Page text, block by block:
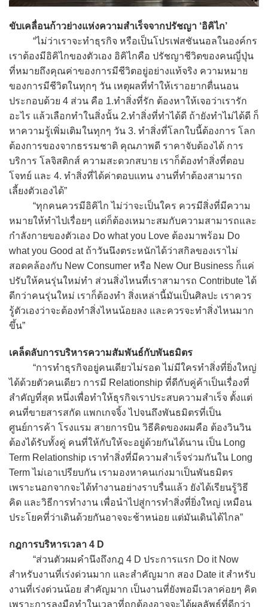
ขับเคลื่อนก้าวย่างแห่งความสำเร็จจากปรัชญา ‘อิคิไก’
“ไม่ว่าเราจะทำธุรกิจ หรือเป็นโปรเฟสชันนอลในองค์กร
เราต้องมีอิคิไกของตัวเอง อิคิไกคือ ปรัชญาชีวิตของคนญี่ปุ่น
ที่หมายถึงคุณค่าของการมีชีวิตอยู่อย่างแท้จริง ความหมาย
ของการมีชีวิตในทุกๆ วัน เหตุผลที่ทำให้เราอยากตื่นนอน
ประกอบด้วย 4 ส่วน คือ 1.ทำสิ่งที่รัก ต้องหาให้เจอว่าเรารัก
อะไร แล้วเลือกทำในสิ่งนั้น 2.ทำสิ่งที่ทำได้ดี ถ้ายังทำไม่ได้ดี ก็
หาความรู้เพิ่มเติมในทุกๆ วัน 3. ทำสิ่งที่โลกใบนี้ต้องการ โลก
ต้องการของจากธรรมชาติ คุณภาพดี ราคาจับต้องได้ การ
บริการ โลจิสติกส์ ความสะดวกสบาย เราก็ต้องทำสิ่งที่ตอบ
โจทย์ และ 4. ทำสิ่งที่ได้ค่าตอบแทน งานที่ทำต้องสามารถ
เลี้ยงตัวเองได้”
“ทุกคนควรมีอิคิไก ไม่ว่าจะเป็นใคร ควรมีสิ่งที่มีความ
หมายให้ทำไปเรื่อยๆ แต่ก็ต้องเหมาะสมกับความสามารถและ
กำลังกายของตัวเอง Do what you Love ต้องมาพร้อม Do
what you Good at ถ้าวันนึงตระหนักได้ว่าสกิลของเราไม่
สอดคล้องกับ New Consumer หรือ New Our Business ก็แค่
ปรับให้คนรุ่นใหม่ทำ ส่วนสิ่งไหนที่เราสามารถ Contribute ได้
ดีกว่าคนรุ่นใหม่ เราก็ต้องทำ สิ่งเหล่านี้มันเป็นศิลปะ เราควร
รู้ตัวเองว่าจะต้องทำสิ่งไหนน้อยลง และควรจะทำสิ่งไหนมาก
ขึ้น”
เคล็ดลับการบริหารความสัมพันธ์กับพันธมิตร
“การทำธุรกิจอยู่คนเดียวไม่รอด ไม่มีใครทำสิ่งที่ยิ่งใหญ่
ได้ด้วยตัวคนเดียว การมี Relationship ที่ดีกับคู่ค้าเป็นเรื่องที่
สำคัญที่สุด หนึ่งเพื่อทำให้ธุรกิจเราประสบความสำเร็จ ตั้งแต่
คนที่ขายสารสกัด แพกเกจจิ้ง ไปจนถึงพันธมิตรที่เป็น
ศูนย์การค้า โรงแรม สายการบิน วิธีคิดของผมคือ ต้องวินวิน
ต้องได้รับทั้งคู่ คนที่ให้กับให้จะอยู่ด้วยกันได้นาน เป็น Long
Term Relationship เราทำสิ่งที่มีความสำเร็จร่วมกันใน Long
Term ไม่เอาเปรียบกัน เรามองหาคนเก่งมาเป็นพันธมิตร
เพราะนอกจากจะได้ทำงานอย่างราบรื่นแล้ว ยังได้เรียนรู้วิธี
คิด และวิธีการทำงาน เพื่อนำไปสู่การทำสิ่งที่ยิ่งใหญ่ เหมือน
ประโยคที่ว่าเดินด้วยกันอาจจะช้าหน่อย แต่มันเดินได้ไกล”
กฎการบริหารเวลา 4 D
“ส่วนตัวผมคำนึงถึงกฎ 4 D ประการแรก Do it Now
สำหรับงานที่เร่งด่วนมาก และสำคัญมาก สอง Date it สำหรับ
งานที่เร่งด่วนน้อย สำคัญมาก เป็นงานที่ยังพอมีเวลาค่อยๆ คิด
เพราะการลงมือทำในเวลาที่ถูกต้องอาจจะได้ผลลัพธ์ที่ดีกว่า